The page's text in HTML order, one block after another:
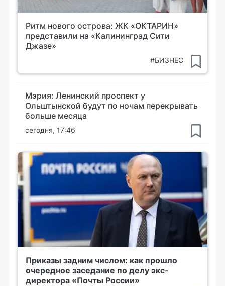
Ритм нового острова: ЖК «ОКТАРИН»
представили на «Калининград Сити
Джазе»
#БИЗНЕС
Мэрия: Ленинский проспект у
Ольштынской будут по ночам перекрывать
больше месяца
сегодня, 17:46
Приказы задним числом: как прошло
очередное заседание по делу экс-
директора «Почты России»